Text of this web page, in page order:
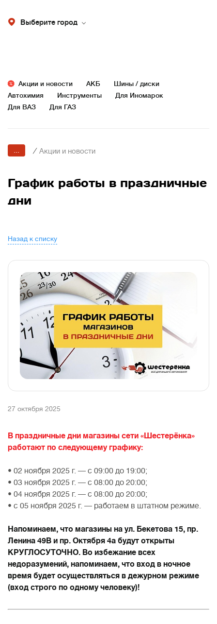
Выберите город
Акции и новости АКБ
Шины / диски
Автохимия
Инструменты
Для Иномарок
Для ВАЗ
Для ГАЗ
... / Акции и новости
График работы в праздничные
дни
Назад к списку
27 октября 2025
В праздничные дни магазины сети «Шестерёнка»
работают по следующему графику:
• 02 ноября 2025 г. — с 09:00 до 19:00;
• 03 ноября 2025 г. — с 08:00 до 20:00;
• 04 ноября 2025 г. — с 08:00 до 20:00;
• с 05 ноября 2025 г. — работаем в штатном режиме.
Напоминаем, что магазины на ул. Бекетова 15, пр.
Ленина 49В и пр. Октября 4а будут открыты
КРУГЛОСУТОЧНО. Во избежание всех
недоразумений, напоминаем, что вход в ночное
время будет осуществляться в дежурном режиме
(вход строго по одному человеку)!